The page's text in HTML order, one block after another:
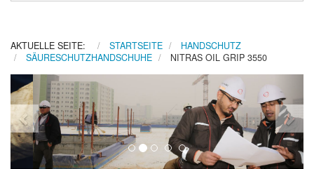
AKTUELLE SEITE: STARTSEITE
HANDSCHUTZ
SÄURESCHUTZHANDSCHUHE
NITRAS OIL GRIP 3550
Previous